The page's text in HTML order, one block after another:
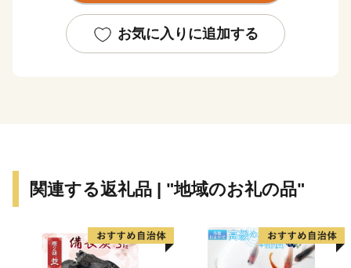
な水資源に囲まれた稲づくりの盛んな町です。
で、毎日食べるご飯だからこそ美味しく安全なお米を召
また、大人お洒落な名刺入れなど馬の革を使った製品も
お気に入りに追加する
関連する返礼品 | "地域のお礼の品"